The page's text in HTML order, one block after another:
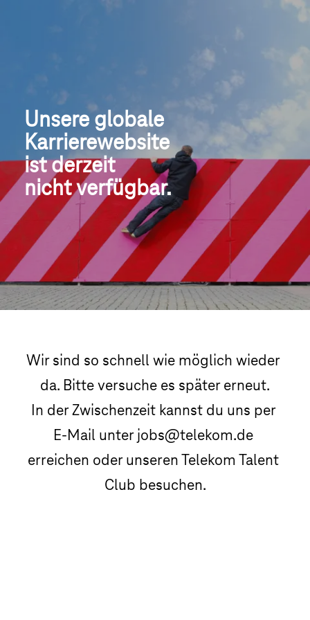
Unsere globale
Karrierewebsite
ist derzeit
nicht verfügbar.
Wir sind so schnell wie möglich wieder
da. Bitte versuche es später erneut.
In der Zwischenzeit kannst du uns per
E-Mail unter jobs@telekom.de
erreichen oder unseren Telekom Talent
Club besuchen.